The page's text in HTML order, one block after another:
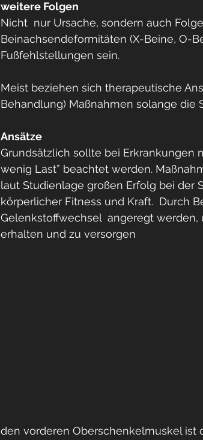
weitere Folgen
Nicht  nur Ursache, sondern auch
Beinachsendeformitäten (X-Beine, O-
Fußfehlstellungen sein.
Meist beziehen sich therapeutische
Behandlung) Maßnahmen solange die
Ansätze
Grundsätzlich sollte bei Erkrankungen
wenig Last” beachtet werden.
laut Studienlage großen Erfolg bei der
körperlicher Fitness und Kraft.  Durch
Gelenkstoffwechsel  angeregt
erhalten und zu versorgen
den vorderen Oberschenkelmuskel ist